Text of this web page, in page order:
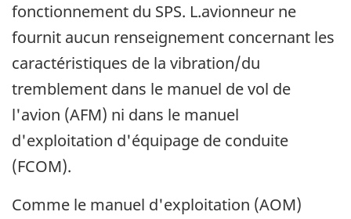
fonctionnement du SPS. L.avionneur ne
fournit aucun renseignement concernant les
caractéristiques de la vibration/du
tremblement dans le manuel de vol de
l'avion (AFM) ni dans le manuel
d'exploitation d'équipage de conduite
(FCOM).
Comme le manuel d'exploitation (AOM)